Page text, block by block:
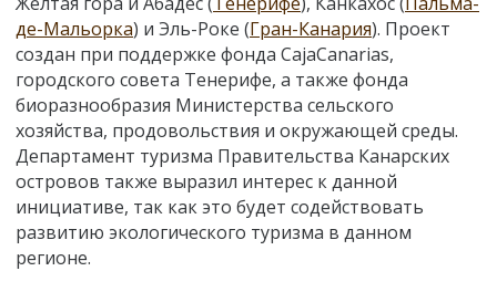
де-Мальорка) и Эль-Роке (Гран-Канария). Проект
создан при поддержке фонда CajaCanarias,
городского совета Тенерифе, а также фонда
биоразнообразия Министерства сельского
хозяйства, продовольствия и окружающей среды.
Департамент туризма Правительства Канарских
островов также выразил интерес к данной
инициативе, так как это будет содействовать
развитию экологического туризма в данном
регионе.